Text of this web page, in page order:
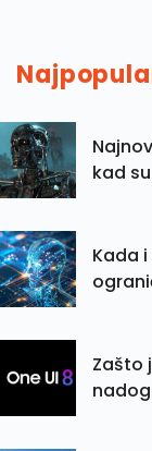
kad
Kada
Zašto